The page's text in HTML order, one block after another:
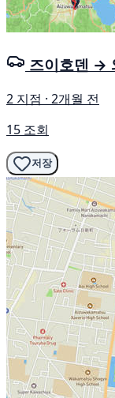
즈이호덴 →
2 지점 · 2개월 전
15 조회
저장